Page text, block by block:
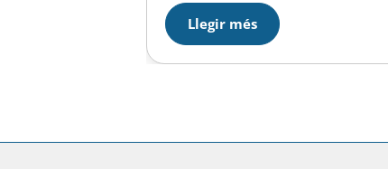
TBCN, que tindrà lloc a Vilassar de
Mar, el cap de setmana del…
Llegir més